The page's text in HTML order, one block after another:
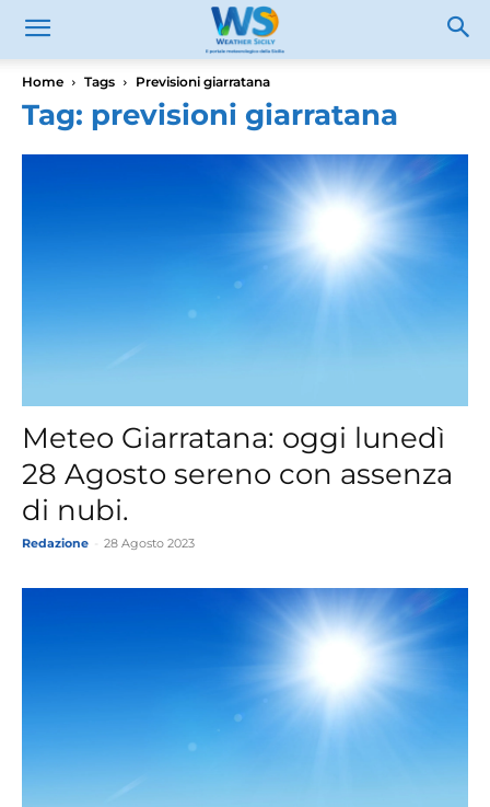
Home Tags Previsioni giarratana
Tag: previsioni giarratana
Meteo Giarratana: oggi lunedì
28 Agosto sereno con assenza
di nubi.
Redazione 28 Agosto 2023